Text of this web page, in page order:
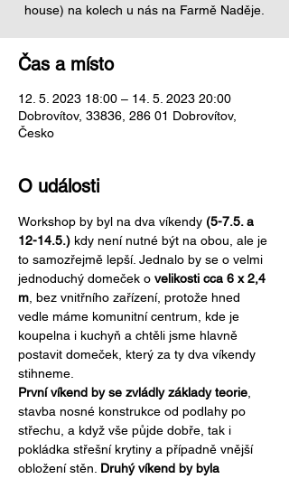
house) na kolech u nás na Farmě Naděje.
Čas a místo
12. 5. 2023 18:00 – 14. 5. 2023 20:00
Dobrovítov, 33836, 286 01 Dobrovítov,
Česko
O události
Workshop by byl na dva víkendy (5-7.5. a
12-14.5.) kdy není nutné být na obou, ale je
to samozřejmě lepší. Jednalo by se o velmi
jednoduchý domeček o velikosti cca 6 x 2,4
m, bez vnitřního zařízení, protože hned
vedle máme komunitní centrum, kde je
koupelna i kuchyň a chtěli jsme hlavně
postavit domeček, který za ty dva víkendy
stihneme.
První víkend by se zvládly základy teorie,
stavba nosné konstrukce od podlahy po
střechu, a když vše půjde dobře, tak i
pokládka střešní krytiny a případně vnější
obložení stěn. Druhý víkend by byla